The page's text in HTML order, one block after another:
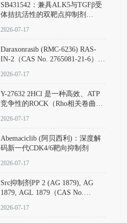
SB431542：兼具ALK5与TGFβ受
体拮抗活性的双靶点抑制剂
D801067）
2026-07-17
Daraxonrasib (RMC-6236) RAS-
IN-2（CAS No. 2765081-21-6）：
向KRAS/NRAS/HRAS的广谱RAS
2026-07-17
Y-27632 2HCl 是一种高效、ATP
竞争性的ROCK（Rho相关卷曲螺
同等抑制ROCK1与ROCK2；其通
过精准嵌入激酶的ATP结合位点
发挥抑制作用，对ROCK1和
ROCK2的解离常数（Ki）分别为
140 nM和300 nM；在众多丝氨酸/
中，其靶向ROCK的选择性超过
200倍，凸显出优异的分子特异
2026-07-17
Abemaciclib (阿贝西利)：深度解
码新一代CDK4/6靶向抑制剂
2026-07-17
Src抑制剂PP 2 (AG 1879), AG
1879, AGL 1879（CAS No.
应用指南
2026-07-17